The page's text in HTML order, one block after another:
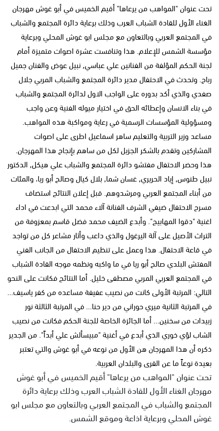
تحت عنوان "المواهب من يرعاها" أقيم الخميس في أبو غوش مهرجان
الغناء الأول للقادة الشباب العرب وذلك برعاية دائرة المجتمع والشباب
في المجتمع العربي وبالتعاون مع مجلس ابو غوش المحلي وبرعاية
مؤسسة الشمس للإعلام. هذا وتنافست عشرة اصوات متميزة أمام
لجنة الحكم المؤلفة من الفنانين علي عباسي, نبيل عوض والفنان جميل
رباح. وتحدث في الاحتفال مدير دائرة المجتمع والشباب المربي جلال
صفدي والذي أكد بدوره على الواجب الاول لدائرة المجتمع والشباب
في بناء الانسان وإعطائه الحق في اختيار ميوله الفنية وعن واجب
ومسؤولية المؤسسات الرسمية في رعاية ومواكبة هذه المواهب.
مساعد وزير التربية والتعليم ساهر اسماعيل اطرى على اصوات
المشاركين وتقدم بالشكر الجزيل لكل من ساهم بإنجاح هذا المهرجان.
هذا وحضر الاحتفال مفتشو دائرة المجتمع والشباب علي هيكل, الدكتور
نبيل طنوس, إياد الحريري, غسان شما, بلال كيال وصالح أبو ريا، والمئات
من أبناء المجتمع العربي ومرشدوهم. قبل إعلان النتائج استضاف
مسرح الاحتفال ضيفي الشرف الفنانة آلاء محمد التي ابدعت في اداء
اغنية "دقوا المهابيج". وأبدع الضيف محمد فضل قاسم بمعزوفة من
التراث الأصيل على آلة اليرغول والذي داعب وأثار مشاعر كل من تواجد
في قاعة الاحتفال. هذا وعمل على تنظيم الاحتفال من الجانب الفني
المفتش البلدي صالح أبو ريا في ما واكبه ونظمه موجه القادة الشباب
في المجتمع العربي المربي مصطفى خليل. أما النتائج فكانت على النحو
التالي: المرتبة الأولى كانت من نصيب عفيفة مساعده من كفر ياسيف...
في المرتبة الثانية ميري حوراني من دير حنا... في المرتبة الثالثة نور
زبيدات من سخنين... أما الجائزة الخاصة للجنة الحكم فكانت من نصيب
الشاب لؤي خوري الذي أبدع في أغنية "مبيسألش علي أبداً". من الجدير
ذكره أن هذا المهرجان هن الأول من نوعه في أبو غوش والتي تعتبر
بعيدة نوعاً ما عن القرى والبلدان العربية.
تحت عنوان "المواهب من يرعاها" أقيم الخميس في أبو غوش
مهرجان الغناء الأول للقادة الشباب العرب وذلك برعاية دائرة
المجتمع والشباب في المجتمع العربي وبالتعاون مع مجلس ابو
غوش المحلي وبرعاية اذاعة وموقع الشمس.